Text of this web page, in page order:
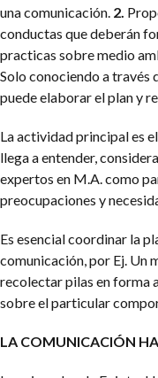
una comunicación. 2.
conductas que deberán
practicas sobre medio
Solo conociendo a través
puede elaborar el plan y
La actividad principal es
llega a entender,
expertos en M.A. como
preocupaciones y
Es esencial coordinar la
comunicación, por Ej. Un
recolectar pilas en forma
sobre el particular
LA COMUNICACIÓN